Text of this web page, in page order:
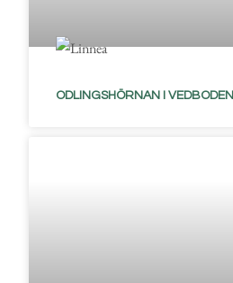
ODLINGSHÖRNAN I VEDBODEN